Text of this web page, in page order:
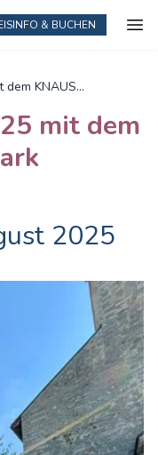
& BUCHEN
dem KNAUS
mit dem
2025